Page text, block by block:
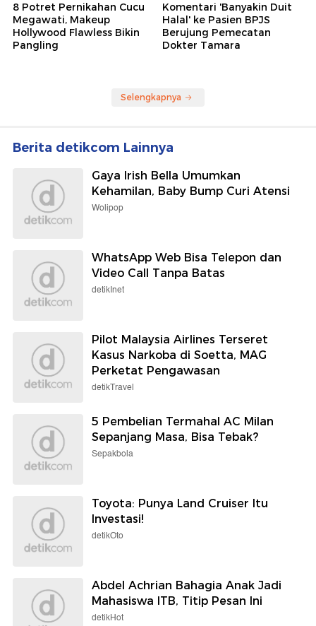
8 Potret Pernikahan Cucu
Megawati, Makeup
Hollywood Flawless Bikin
Pangling
Komentari 'Banyakin Duit
Halal' ke Pasien BPJS
Berujung Pemecatan
Dokter Tamara
Selengkapnya
Berita detikcom Lainnya
Gaya Irish Bella Umumkan
Kehamilan, Baby Bump Curi Atensi
Wolipop
WhatsApp Web Bisa Telepon dan
Video Call Tanpa Batas
detikInet
Pilot Malaysia Airlines Terseret
Kasus Narkoba di Soetta, MAG
Perketat Pengawasan
detikTravel
5 Pembelian Termahal AC Milan
Sepanjang Masa, Bisa Tebak?
Sepakbola
Toyota: Punya Land Cruiser Itu
Investasi!
detikOto
Abdel Achrian Bahagia Anak Jadi
Mahasiswa ITB, Titip Pesan Ini
detikHot